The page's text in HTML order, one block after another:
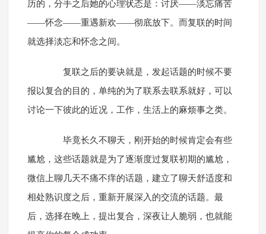
历的，分手之后她的心理状态是：讨厌——淡忘痛苦
——怀念——重遇新欢——彻底放下。而复联的时间
就选择淡忘和怀念之间。
复联之后的要诀就是，发起话题的时候不要
报以复合的目的，单纯的为了联系去联系就好，可以
讨论一下彼此的近况，工作，生活上的麻烦事之类。
毕竟长久不聊天，刚开始的时候肯定会有些
尴尬，这些话题就是为了逐渐度过复联初期的尴尬，
微信上聊几天不痛不痒的话题，建立了聊天舒适度和
相处熟识度之后，重新开展深入的交流的话题。最
后，选择在晚上，提出复合，深夜让人脆弱，也就能